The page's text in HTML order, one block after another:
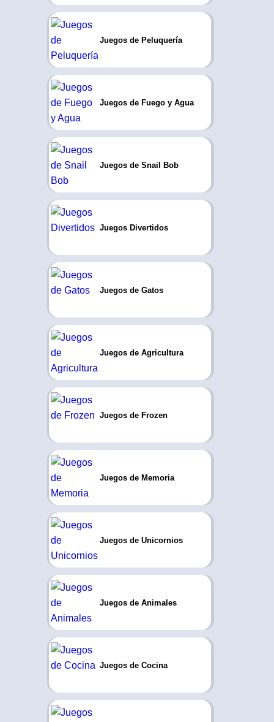
Juegos de Peluquería
Juegos de Fuego y Agua
Juegos de Snail Bob
Juegos Divertidos
Juegos de Gatos
Juegos de Agricultura
Juegos de Frozen
Juegos de Memoria
Juegos de Unicornios
Juegos de Animales
Juegos de Cocina